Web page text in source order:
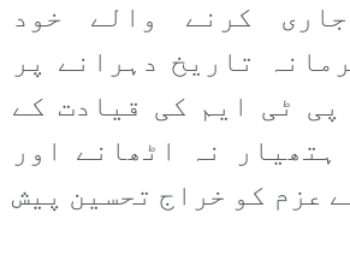
کرنے والے خود
تاریخ دہرانے پر
ٹی ایم کی قیادت کے
نہ اٹھانے اور
عزم کو خراج تحسین پیش